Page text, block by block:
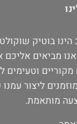
בוטיק
מביאים אליכם
וטעימים
ליצור
מותאמת.